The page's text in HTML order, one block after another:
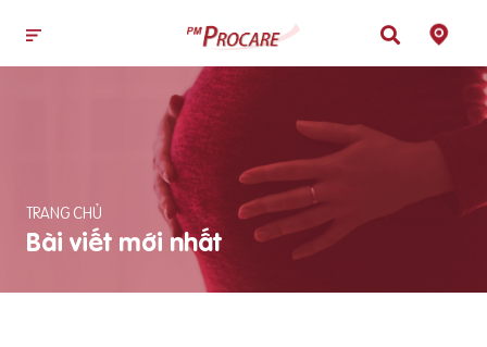
TRANG CHỦ
Bài viết mới nhất